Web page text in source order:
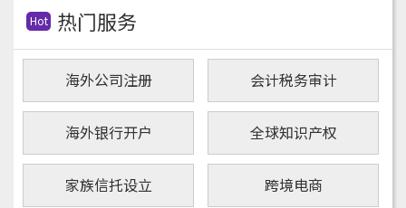
Hot 热门服务
海外公司注册 会计税务审计
海外银行开户 全球知识产权
家族信托设立 跨境电商